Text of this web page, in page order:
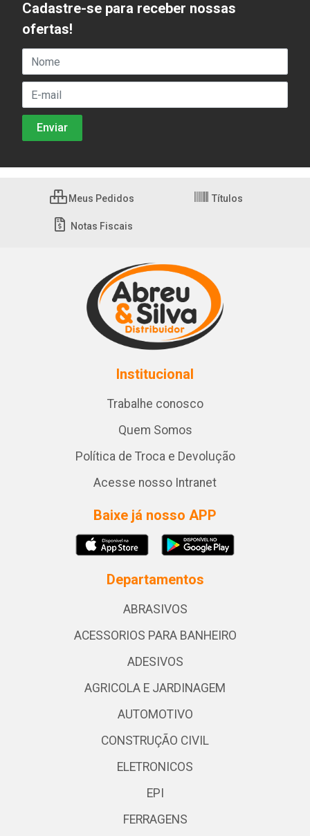
Cadastre-se para receber nossas
ofertas!
Meus Pedidos Títulos
Notas Fiscais
Institucional
Trabalhe conosco
Quem Somos
Política de Troca e Devolução
Acesse nosso Intranet
Baixe já nosso APP
Departamentos
ABRASIVOS
ACESSORIOS PARA BANHEIRO
ADESIVOS
AGRICOLA E JARDINAGEM
AUTOMOTIVO
CONSTRUÇÃO CIVIL
ELETRONICOS
EPI
FERRAGENS